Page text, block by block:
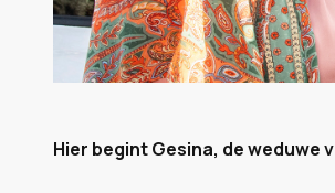
Hier begint Gesina, de weduwe